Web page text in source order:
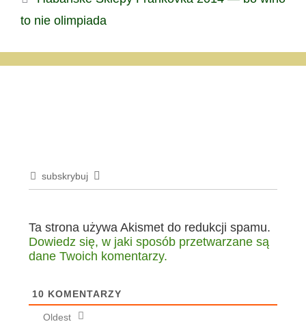
to nie olimpiada
subskrybuj
Ta strona używa Akismet do redukcji spamu.
Dowiedz się, w jaki sposób przetwarzane są
dane Twoich komentarzy.
10 KOMENTARZY
Oldest